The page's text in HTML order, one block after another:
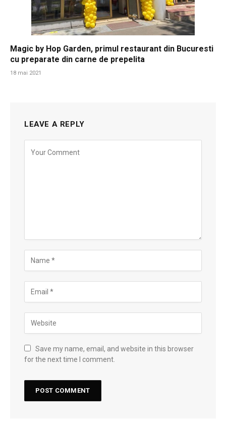
Magic by Hop Garden, primul restaurant din Bucuresti
cu preparate din carne de prepelita
18 mai 2021
LEAVE A REPLY
Save my name, email, and website in this browser
for the next time I comment.